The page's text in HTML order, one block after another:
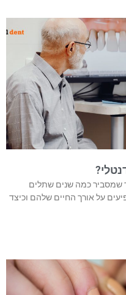
שמסביר כמה שנים שתלים
על אורך החיים שלהם וכיצד